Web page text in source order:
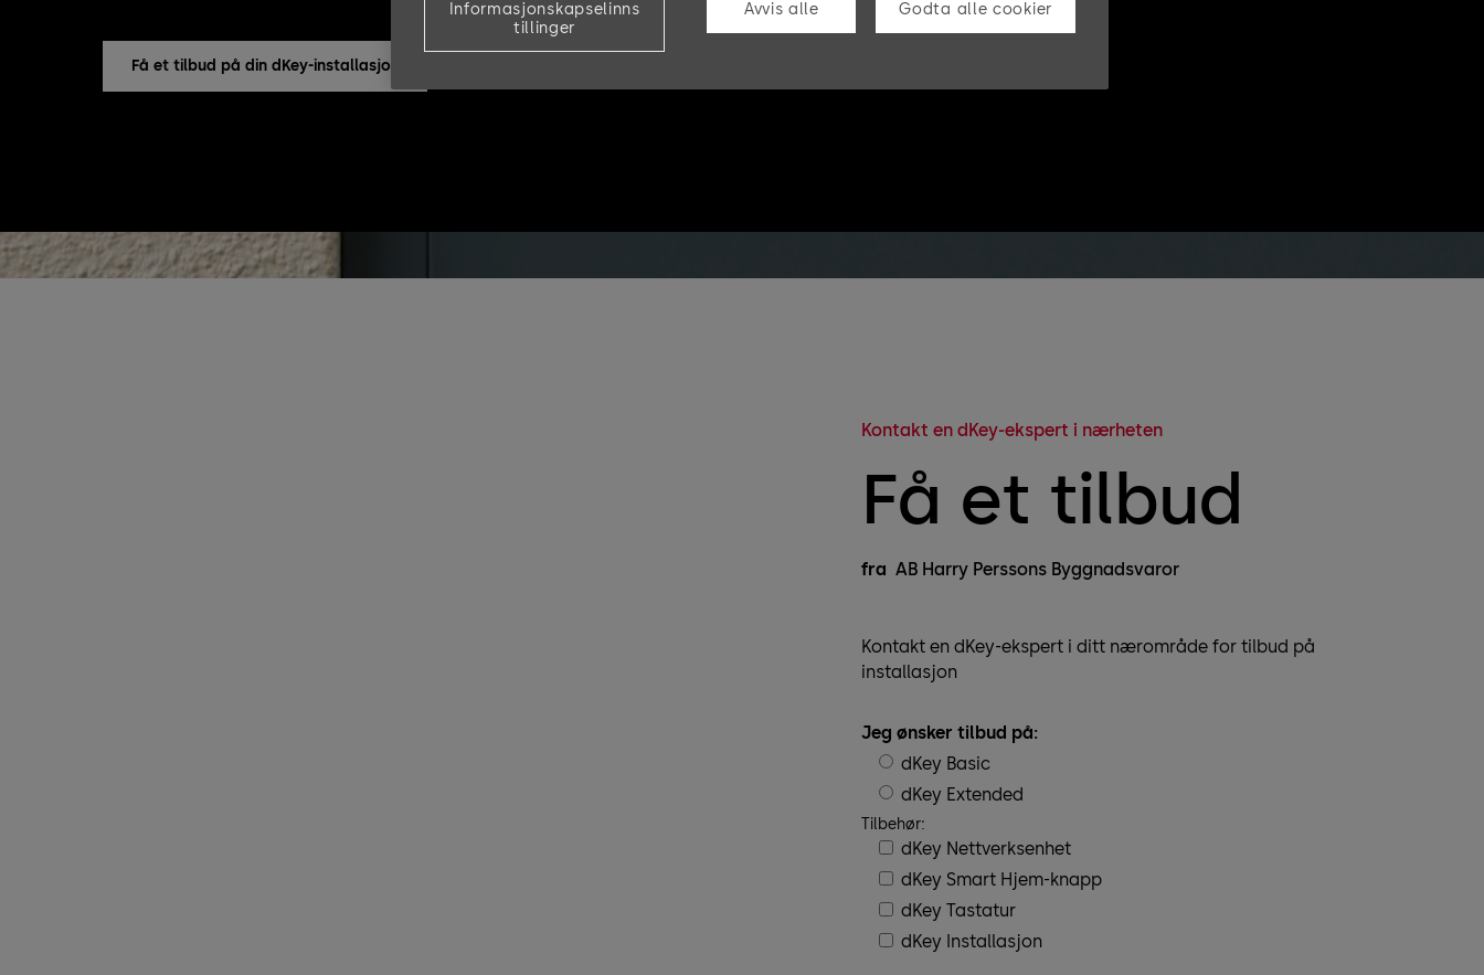
Få et tilbud på din dKey-installasjon
Kontakt en dKey-ekspert i nærheten
Få et tilbud
fra AB Harry Perssons Byggnadsvaror
Kontakt en dKey-ekspert i ditt nærområde for tilbud på
installasjon
Jeg ønsker tilbud på:
dKey Basic
dKey Extended
Tilbehør:
dKey Nettverksenhet
dKey Smart Hjem-knapp
dKey Tastatur
dKey Installasjon
Informasjonskapselinns
tillinger
Avvis alle Godta alle cookier